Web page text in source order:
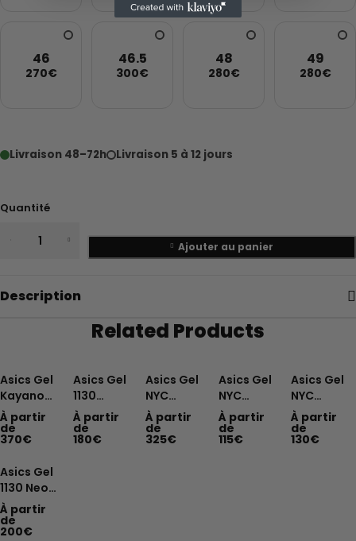
46
270€
46.5
300€
48
280€
49
280€
Livraison 48–72h Livraison 5 à 12 jours
Quantité
Ajouter au panier
Description
Related Products
Asics Gel
Kayano
14 Cream
Black
Metallic
À partir
de
370€
Asics Gel
1130
Swamp
Green
Silver
À partir
de
180€
Asics Gel
NYC
Cream
Artic Sky
À partir
de
325€
Asics Gel
NYC
Graphite
Grey
Black
À partir
de
115€
Asics Gel
NYC
White
Feather
Grey
À partir
de
130€
Asics Gel
1130 Neon
Pack Pink
À partir
de
200€